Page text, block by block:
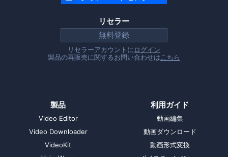
リセラー
無料登録
リセラーアカウントに ログイン
製品の再販売に関するお問い合わせは こちら
製品
Video Editor
Video Downloader
VideoKit
利用ガイド
動画編集
動画ダウンロード
動画形式変換